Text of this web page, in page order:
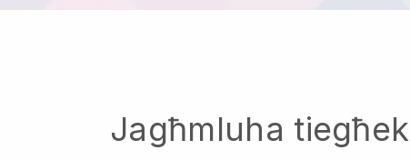
Jagħmluha tiegħek